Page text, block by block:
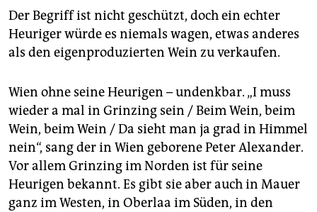
Der Begriff ist nicht geschützt, doch ein echter
Heuriger würde es niemals wagen, etwas anderes
als den eigenproduzierten Wein zu verkaufen.
Wien ohne seine Heurigen – undenkbar. „I muss
wieder a mal in Grinzing sein / Beim Wein, beim
Wein, beim Wein / Da sieht man ja grad in Himmel
nein“, sang der in Wien geborene Peter Alexander.
Vor allem Grinzing im Norden ist für seine
Heurigen bekannt. Es gibt sie aber auch in Mauer
ganz im Westen, in Oberlaa im Süden, in den